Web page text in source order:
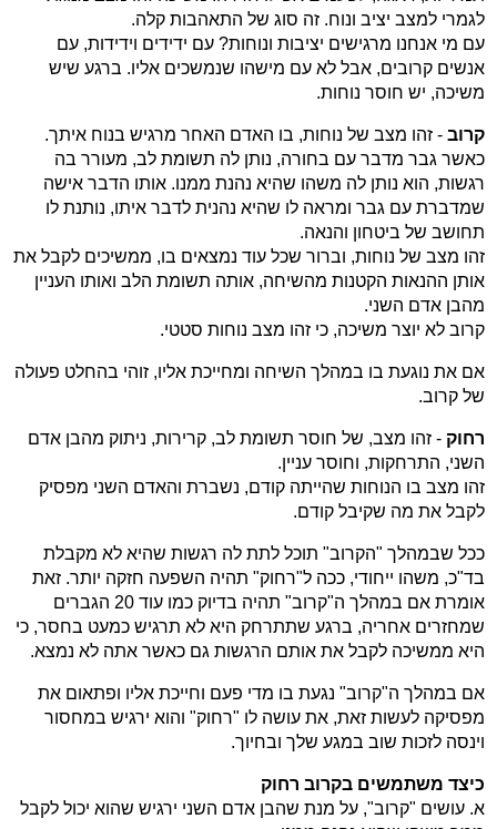
לגמרי למצב יציב ונוח. זה סוג של התאהבות קלה.
עם מי אנחנו מרגישים יציבות ונוחות? עם ידידים וידידות, עם
אנשים קרובים, אבל לא עם מישהו שנמשכים אליו. ברגע שיש
משיכה, יש חוסר נוחות.
קרוב - זהו מצב של נוחות, בו האדם האחר מרגיש בנוח איתך.
כאשר גבר מדבר עם בחורה, נותן לה תשומת לב, מעורר בה
רגשות, הוא נותן לה משהו שהיא נהנת ממנו. אותו הדבר אישה
שמדברת עם גבר ומראה לו שהיא נהנית לדבר איתו, נותנת לו
תחושב של ביטחון והנאה.
זהו מצב של נוחות, וברור שכל עוד נמצאים בו, ממשיכים לקבל את
אותן ההנאות הקטנות מהשיחה, אותה תשומת הלב ואותו העניין
מהבן אדם השני.
קרוב לא יוצר משיכה, כי זהו מצב נוחות סטטי.
אם את נוגעת בו במהלך השיחה ומחייכת אליו, זוהי בהחלט פעולה
של קרוב.
רחוק - זהו מצב, של חוסר תשומת לב, קרירות, ניתוק מהבן אדם
השני, התרחקות, וחוסר עניין.
זהו מצב בו הנוחות שהייתה קודם, נשברת והאדם השני מפסיק
לקבל את מה שקיבל קודם.
ככל שבמהלך "הקרוב" תוכל לתת לה רגשות שהיא לא מקבלת
בד"כ, משהו ייחודי, ככה ל"רחוק" תהיה השפעה חזקה יותר. זאת
אומרת אם במהלך ה"קרוב" תהיה בדיוק כמו עוד 20 הגברים
שמחזרים אחריה, ברגע שתתרחק היא לא תרגיש כמעט בחסר, כי
היא ממשיכה לקבל את אותם הרגשות גם כאשר אתה לא נמצא.
אם במהלך ה"קרוב" נגעת בו מדי פעם וחייכת אליו ופתאום את
מפסיקה לעשות זאת, את עושה לו "רחוק" והוא ירגיש במחסור
וינסה לזכות שוב במגע שלך ובחיוך.
כיצד משתמשים בקרוב רחוק
א. עושים "קרוב", על מנת שהבן אדם השני ירגיש שהוא יכול לקבל